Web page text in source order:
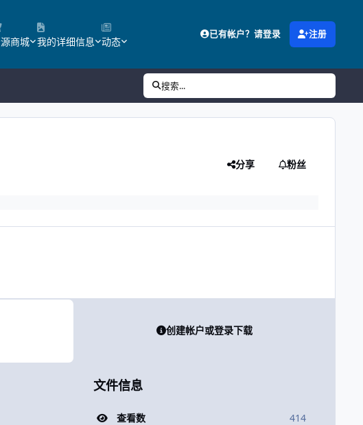
商城 我的详细信息 动态
已有帐户？请登录 注册
搜索...
分享 粉丝
创建帐户或登录下载
文件信息
查看数 414